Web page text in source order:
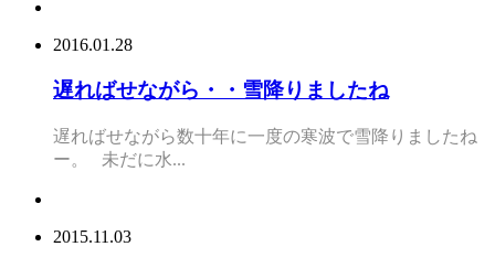
2016.01.28
遅ればせながら・・雪降りましたね
遅ればせながら数十年に一度の寒波で雪降りましたね
ー。 未だに水...
2015.11.03